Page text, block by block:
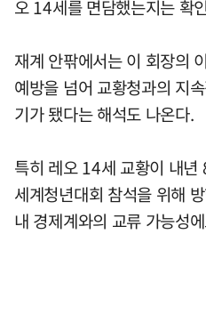
오 14세를 면담했는지는 확
재계 안팎에서는 이 회장의
예방을 넘어 교황청과의 지
기가 됐다는 해석도 나온다.
특히 레오 14세 교황이 내
세계청년대회 참석을 위해
내 경제계와의 교류 가능성